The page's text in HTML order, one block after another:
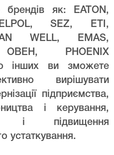
як: EATON,
SEZ, ETI,
WELL, EMAS,
ОВЕН, PHOENIX
інших ви зможете
вирішувати
підприємства,
і керування,
і підвищення
устаткування.